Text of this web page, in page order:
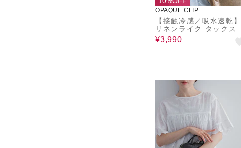
OPAQUE.CLIP
【接触冷感／吸水速乾】
リネンライク タックスリ
ーブブラウス《セットア
ップ対応／洗濯機OK》
¥3,990